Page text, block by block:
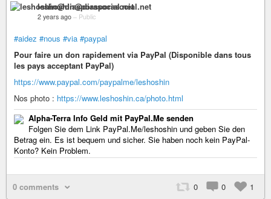
leshoshin@diasporasocial.net
2 years ago – Public
#aidez #nous #via #paypal
Pour faire un don rapidement via PayPal (Disponible dans tous
les pays acceptant PayPal)
https://www.paypal.com/paypalme/leshoshin
Nos photo : https://www.leshoshin.ca/photo.html
Alpha-Terra Info Geld mit PayPal.Me senden
Folgen Sie dem Link PayPal.Me/leshoshin und geben Sie den
Betrag ein. Es ist bequem und sicher. Sie haben noch kein PayPal-
Konto? Kein Problem.
0 comments 0 0 1